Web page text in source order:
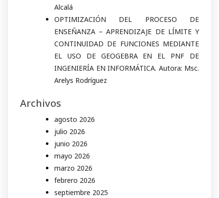
Alcalá
OPTIMIZACIÓN DEL PROCESO DE
ENSEÑANZA – APRENDIZAJE DE LÍMITE Y
CONTINUIDAD DE FUNCIONES MEDIANTE
EL USO DE GEOGEBRA EN EL PNF DE
INGENIERÍA EN INFORMÁTICA. Autora: Msc.
Arelys Rodríguez
Archivos
agosto 2026
julio 2026
junio 2026
mayo 2026
marzo 2026
febrero 2026
septiembre 2025